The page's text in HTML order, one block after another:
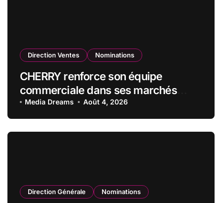
Direction Ventes Nominations
CHERRY renforce son équipe
commerciale dans ses marchés
stratégiques
Media Dreams Août 4, 2026
Direction Générale Nominations